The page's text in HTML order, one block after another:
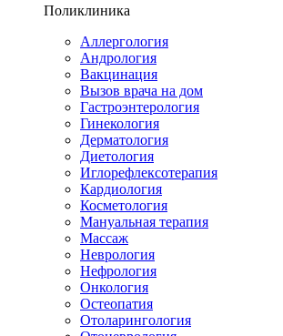
Поликлиника
Аллергология
Андрология
Вакцинация
Вызов врача на дом
Гастроэнтерология
Гинекология
Дерматология
Диетология
Иглорефлексотерапия
Кардиология
Косметология
Мануальная терапия
Массаж
Неврология
Нефрология
Онкология
Остеопатия
Отоларингология